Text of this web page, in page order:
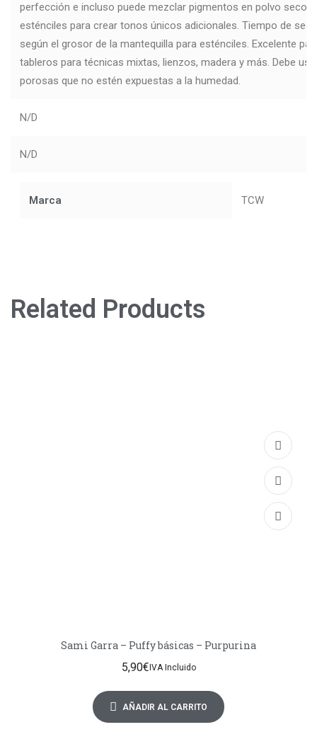
perfección e incluso puede mezclar pigmentos en polvo secos
esténciles para crear tonos únicos adicionales. Tiempo de
según el grosor de la mantequilla para esténciles. Excelente
tableros para técnicas mixtas, lienzos, madera y más. Debe
porosas que no estén expuestas a la humedad.
N/D
N/D
Marca TCW
Related Products
Sami Garra – Puffy básicas – Purpurina
5,90€IVA Incluido
AÑADIR AL CARRITO